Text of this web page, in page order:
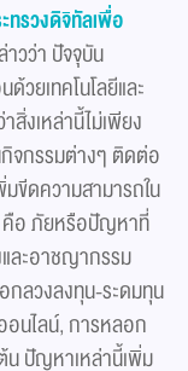
ทรวงดิจิทัลเพื่อ
าวว่า ปัจจุบัน
วยเทคโนโลยีและ
งเหล่านี้ไม่เพียง
กิจกรรมต่างๆ ติดต่อ
ขีดความสามารถใน
คือ ภัยหรือปัญหาที่
และอาชญากรรม
กลวงลงทุน-ระดมทุน
อนไลน์, การหลอก
น ปัญหาเหล่านี้เพิ่ม